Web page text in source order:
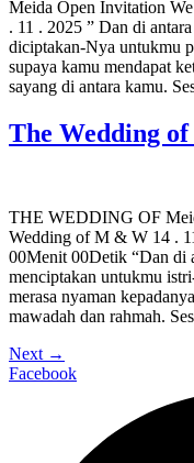
Meida Open Invitation
. 11 . 2025 ” Dan di
diciptakan-Nya untukmu
supaya kamu mendapat
sayang di antara kamu.
The Wedding
THE WEDDING OF
Wedding of M & W 14 .
00Menit 00Detik “Dan di
menciptakan untukmu
merasa nyaman
mawadah dan rahmah.
Next →
Facebook